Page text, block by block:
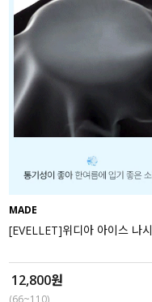
MADE
[EVELLET]위디아 아이스 나시
12,800원
(66~110)